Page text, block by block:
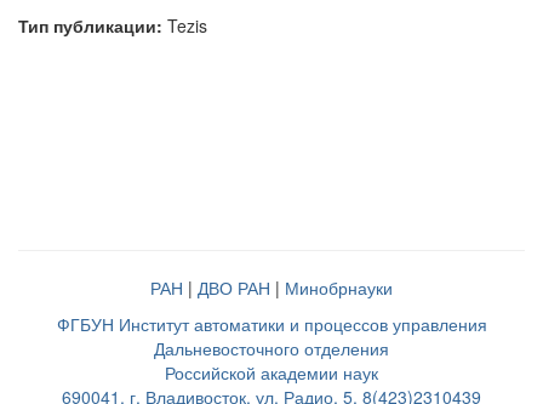
Тип публикации: Tezis
РАН | ДВО РАН | Минобрнауки
ФГБУН Институт автоматики и процессов управления
Дальневосточного отделения
Российской академии наук
690041, г. Владивосток, ул. Радио, 5, 8(423)2310439